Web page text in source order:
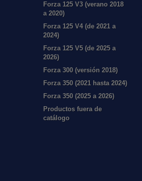
Forza 125 V3 (verano 2018
a 2020)
Forza 125 V4 (de 2021 a
2024)
Forza 125 V5 (de 2025 a
2026)
Forza 300 (versión 2018)
Forza 350 (2021 hasta 2024)
Forza 350 (2025 a 2026)
Productos fuera de
catálogo